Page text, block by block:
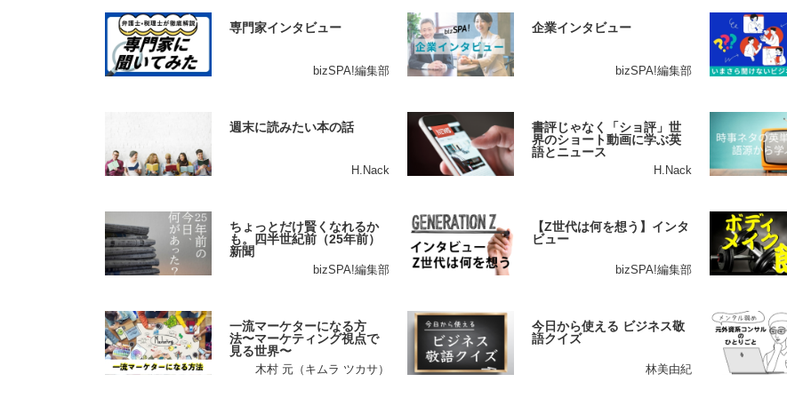
専門家インタビュー
bizSPA!編集部
企業インタビュー
bizSPA!編集部
週末に読みたい本の話
H.Nack
書評じゃなく「ショ評」世
界のショート動画に学ぶ英
語とニュース
H.Nack
ちょっとだけ賢くなれるか
も。四半世紀前（25年前）
新聞
bizSPA!編集部
【Z世代は何を想う】インタ
ビュー
bizSPA!編集部
一流マーケターになる方
法〜マーケティング視点で
見る世界〜
木村 元（キムラ ツカサ）
今日から使える ビジネス敬
語クイズ
林美由紀